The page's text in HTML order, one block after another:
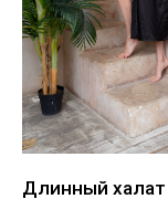
Длинный